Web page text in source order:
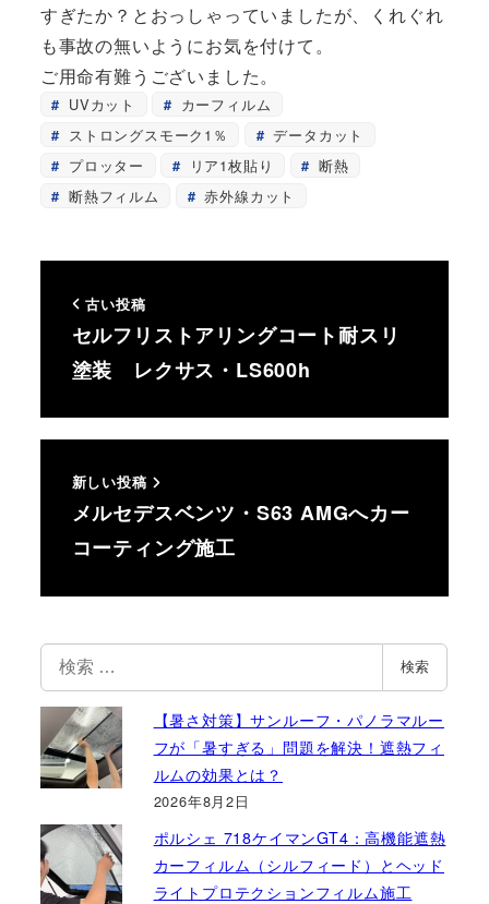
すぎたか？とおっしゃっていましたが、くれぐれ
も事故の無いようにお気を付けて。
ご用命有難うございました。
UVカット
カーフィルム
ストロングスモーク1％
データカット
プロッター
リア1枚貼り
断熱
断熱フィルム
赤外線カット
古い投稿
セルフリストアリングコート耐スリ
塗装 レクサス・LS600h
新しい投稿
メルセデスベンツ・S63 AMGへカー
コーティング施工
検
索
検索
【暑さ対策】サンルーフ・パノラマルー
フが「暑すぎる」問題を解決！遮熱フィ
ルムの効果とは？
2026年8月2日
ポルシェ 718ケイマンGT4：高機能遮熱
カーフィルム（シルフィード）とヘッド
ライトプロテクションフィルム施工